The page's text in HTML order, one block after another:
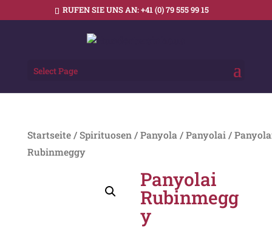
RUFEN SIE UNS AN:+41 (0) 79 555 99 15
Select Page
Startseite/ Spirituosen/ Panyola/ Panyolai/
Rubinmeggy
Panyolai
Rubinmegg
y